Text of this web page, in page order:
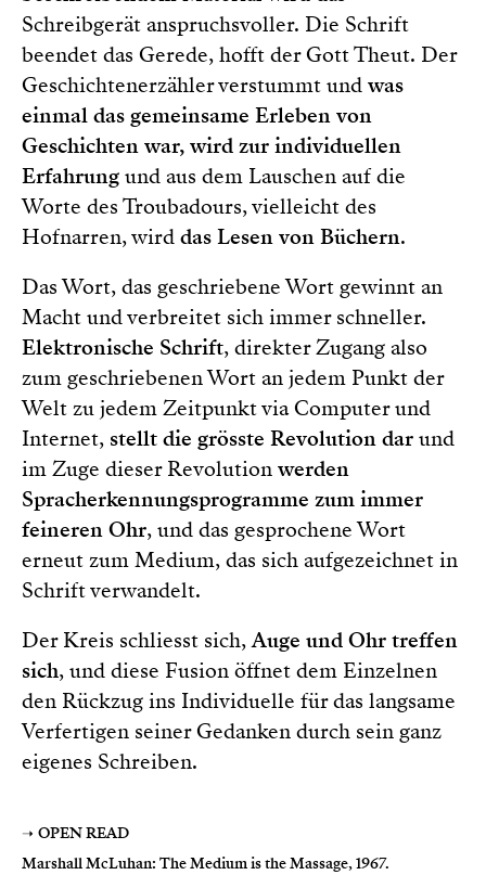
Schreibgerät anspruchsvoller. Die Schrift
beendet das Gerede, hofft der Gott Theut. Der
Geschichtenerzähler verstummt undwas
einmal das gemeinsame Erleben von
Geschichten war, wird zur individuellen
Erfahrungund aus dem Lauschen auf die
Worte des Troubadours, vielleicht des
Hofnarren, wirddas Lesen von Büchern.
Das Wort, das geschriebene Wort gewinnt an
Macht und verbreitet sich immer schneller.
Elektronische Schrift, direkter Zugang also
zum geschriebenen Wort an jedem Punkt der
Welt zu jedem Zeitpunkt via Computer und
Internet, stellt die grösste Revolution darund
im Zuge dieser Revolutionwerden
Spracherkennungsprogramme zum immer
feineren Ohr, und das gesprochene Wort
erneut zum Medium, das sich aufgezeichnet in
Schrift verwandelt.
Der Kreis schliesst sich,Auge und Ohr treffen
sich, und diese Fusion öffnet dem Einzelnen
den Rückzug ins Individuelle für das langsame
Verfertigen seiner Gedanken durch sein ganz
eigenes Schreiben.
➝ OPEN READ
Marshall McLuhan: The Medium is the Massage, 1967.